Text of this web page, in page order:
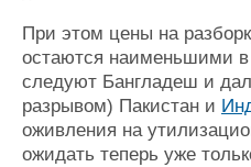
При этом цены на
остаются наименьшими в
следуют Бангладеш и
разрывом) Пакистан и
оживления на
ожидать теперь уже